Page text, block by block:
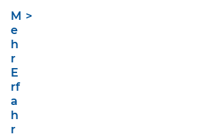
M
e
h
r
E
rf
a
h
r